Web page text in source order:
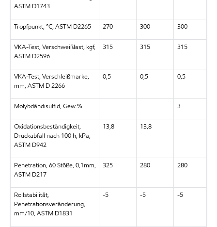
ASTM D1743
Tropfpunkt, °C, ASTM D2265 270 300 300
VKA-Test, Verschweißlast, kgf,
ASTM D2596
315 315 315
VKA-Test, Verschleißmarke,
mm, ASTM D 2266
0,5 0,5 0,5
Molybdändisulfid, Gew.% 3
Oxidationsbeständigkeit,
Druckabfall nach 100 h, kPa,
ASTM D942
13,8 13,8
Penetration, 60 Stöße, 0,1mm,
ASTM D217
325 280 280
Rollstabilität,
Penetrationsveränderung,
mm/10, ASTM D1831
-5 -5 -5